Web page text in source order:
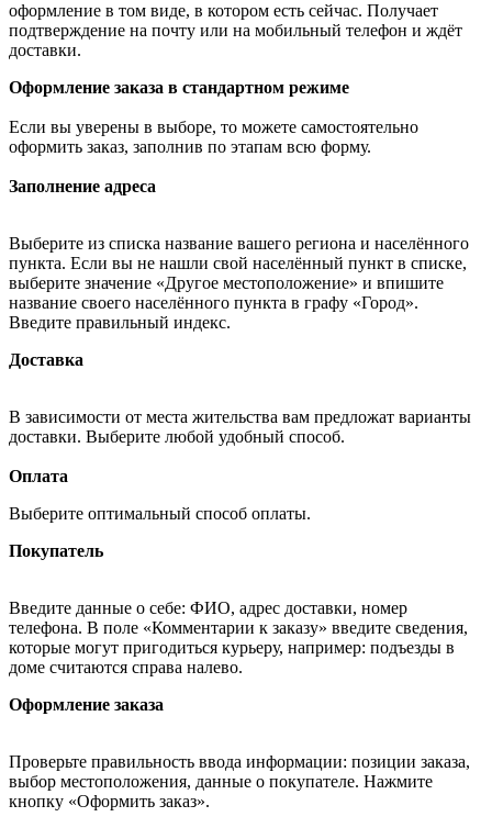
оформление в том виде, в котором есть сейчас. Получает
подтверждение на почту или на мобильный телефон и ждёт
доставки.
Оформление заказа в стандартном режиме
Если вы уверены в выборе, то можете самостоятельно
оформить заказ, заполнив по этапам всю форму.
Заполнение адреса
Выберите из списка название вашего региона и населённого
пункта. Если вы не нашли свой населённый пункт в списке,
выберите значение «Другое местоположение» и впишите
название своего населённого пункта в графу «Город».
Введите правильный индекс.
Доставка
В зависимости от места жительства вам предложат варианты
доставки. Выберите любой удобный способ.
Оплата
Выберите оптимальный способ оплаты.
Покупатель
Введите данные о себе: ФИО, адрес доставки, номер
телефона. В поле «Комментарии к заказу» введите сведения,
которые могут пригодиться курьеру, например: подъезды в
доме считаются справа налево.
Оформление заказа
Проверьте правильность ввода информации: позиции заказа,
выбор местоположения, данные о покупателе. Нажмите
кнопку «Оформить заказ».